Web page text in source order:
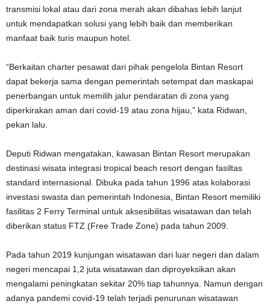
transmisi lokal atau dari zona merah akan dibahas lebih lanjut
untuk mendapatkan solusi yang lebih baik dan memberikan
manfaat baik turis maupun hotel.
“Berkaitan charter pesawat dari pihak pengelola Bintan Resort
dapat bekerja sama dengan pemerintah setempat dan maskapai
penerbangan untuk memilih jalur pendaratan di zona yang
diperkirakan aman dari covid-19 atau zona hijau,” kata Ridwan,
pekan lalu.
Deputi Ridwan mengatakan, kawasan Bintan Resort merupakan
destinasi wisata integrasi tropical beach resort dengan fasiltas
standard internasional. Dibuka pada tahun 1996 atas kolaborasi
investasi swasta dan pemerintah Indonesia, Bintan Resort memiliki
fasilitas 2 Ferry Terminal untuk aksesibilitas wisatawan dan telah
diberikan status FTZ (Free Trade Zone) pada tahun 2009.
Pada tahun 2019 kunjungan wisatawan dari luar negeri dan dalam
negeri mencapai 1,2 juta wisatawan dan diproyeksikan akan
mengalami peningkatan sekitar 20% tiap tahunnya. Namun dengan
adanya pandemi covid-19 telah terjadi penurunan wisatawan